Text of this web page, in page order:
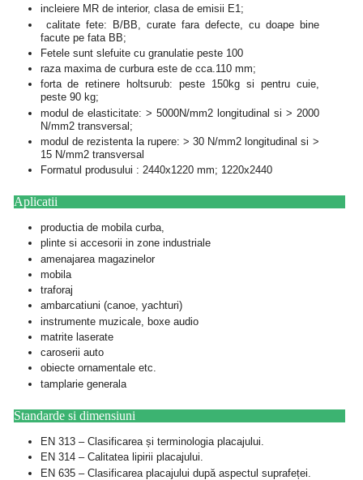
incleiere MR de interior, clasa de emisii E1;
calitate fete: B/BB, curate fara defecte, cu doape bine
facute pe fata BB;
Fetele sunt slefuite cu granulatie peste 100
raza maxima de curbura este de cca.110 mm;
forta de retinere holtsurub: peste 150kg si pentru cuie,
peste 90 kg;
modul de elasticitate: > 5000N/mm2 longitudinal si > 2000
N/mm2 transversal;
modul de rezistenta la rupere: > 30 N/mm2 longitudinal si >
15 N/mm2 transversal
Formatul produsului : 2440x1220 mm; 1220x2440
Aplicatii
productia de mobila curba,
plinte si accesorii in zone industriale
amenajarea magazinelor
mobila
traforaj
ambarcatiuni (canoe, yachturi)
instrumente muzicale, boxe audio
matrite laserate
caroserii auto
obiecte ornamentale etc.
tamplarie generala
Standarde si dimensiuni
EN 313 – Clasificarea și terminologia placajului.
EN 314 – Calitatea lipirii placajului.
EN 635 – Clasificarea placajului după aspectul suprafeței.